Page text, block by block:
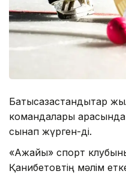
Батысқазақстандықтар
командалары арасында
сынап жүрген-ді.
«Ақжайық» спорт
Қанибетовтің мәлім